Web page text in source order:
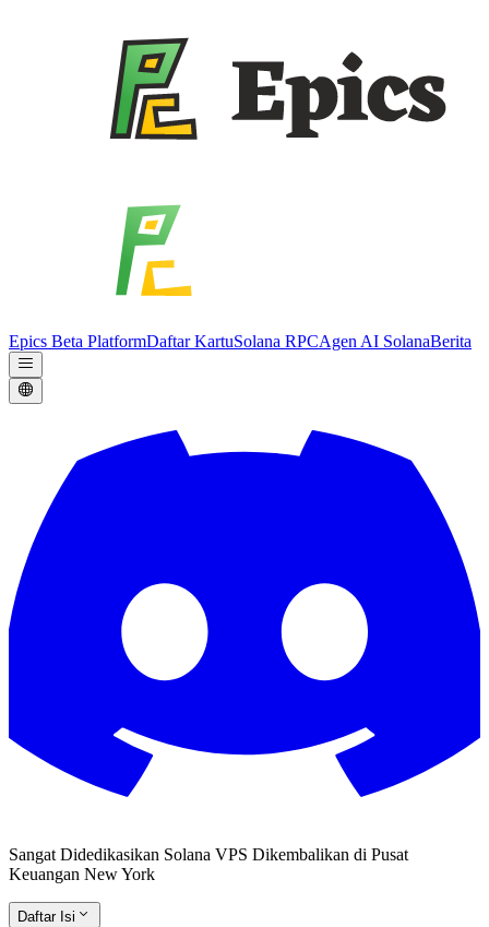
Epics Beta PlatformDaftar KartuSolana RPCAgen AI SolanaBerita
Sangat Didedikasikan Solana VPS Dikembalikan di Pusat
Keuangan New York
Daftar Isi